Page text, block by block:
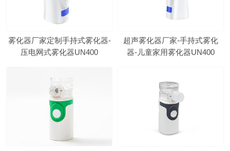
雾化器厂家定制手持式雾化器-
压电网式雾化器UN400
超声雾化器厂家-手持式雾化
器-儿童家用雾化器UN400